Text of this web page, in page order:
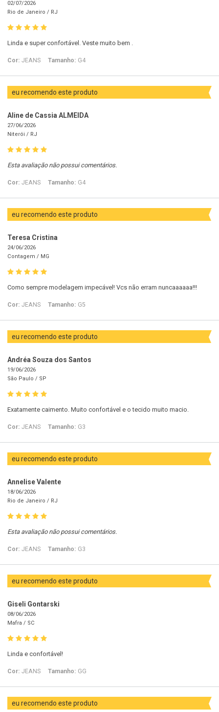
02/07/2026
Rio de Janeiro / RJ
Linda e super confortável. Veste muito bem .
Cor: JEANS Tamanho: G4
eu recomendo este produto
Aline de Cassia ALMEIDA
27/06/2026
Niterói / RJ
Esta avaliação não possui comentários.
Cor: JEANS Tamanho: G4
eu recomendo este produto
Teresa Cristina
24/06/2026
Contagem / MG
Como sempre modelagem impecável! Vcs não erram nuncaaaaaa!!!
Cor: JEANS Tamanho: G5
eu recomendo este produto
Andréa Souza dos Santos
19/06/2026
São Paulo / SP
Exatamente caimento. Muito confortável e o tecido muito macio.
Cor: JEANS Tamanho: G3
eu recomendo este produto
Annelise Valente
18/06/2026
Rio de Janeiro / RJ
Esta avaliação não possui comentários.
Cor: JEANS Tamanho: G3
eu recomendo este produto
Giseli Gontarski
08/06/2026
Mafra / SC
Linda e confortável!
Cor: JEANS Tamanho: GG
eu recomendo este produto